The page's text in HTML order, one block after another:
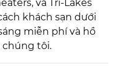
và Tri-Lakes
khách sạn dưới
miễn phí và hồ
chúng tôi.